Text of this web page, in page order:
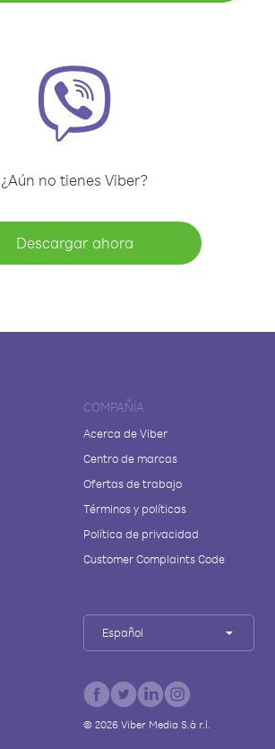
¿Aún no tienes Viber?
Descargar ahora
COMPAÑÍA
Acerca de Viber
Centro de marcas
Ofertas de trabajo
Términos y políticas
Política de privacidad
Customer Complaints Code
Español
© 2026Viber Media S.à r.l.